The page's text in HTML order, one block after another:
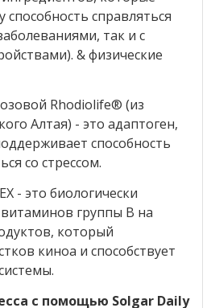
справляться
так и с
& физические
Rhodiolife® (из
Алтая) - это адаптоген,
способность
со стрессом.
- это биологически
группы B на
который
киноа и способствует
с помощью Solgar Daily